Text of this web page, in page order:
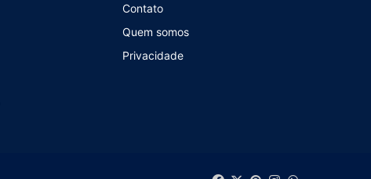
Contato
Quem somos
Privacidade